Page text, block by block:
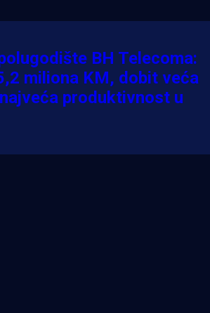
BH Telecoma:
miliona KM, dobit veća
produktivnost u